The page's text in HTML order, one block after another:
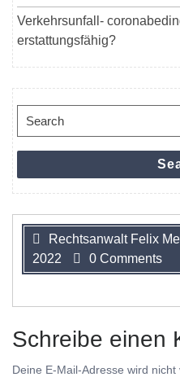
Verkehrsunfall-
erstattungsfähig?
Search
for:
Rechtsanwalt Felix
2022
0 Comments
Schreibe einen
Deine E-Mail-Adresse wird nicht